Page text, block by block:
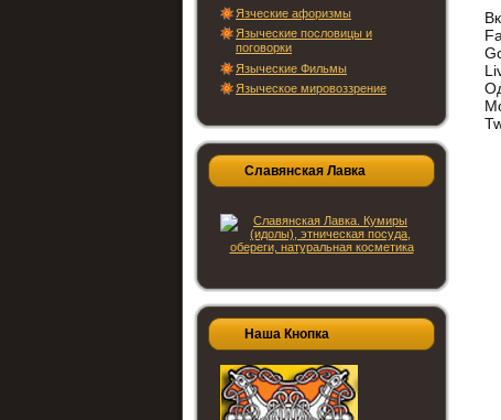
Язческие афоризмы
Языческие пословицы и
поговорки
Языческие Фильмы
Языческое мировоззрение
Славянская Лавка
Наша Кнопка